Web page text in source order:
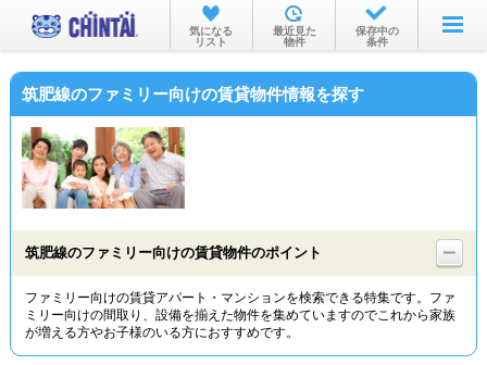
お部屋を探す
沿線・駅から
物件特集から
TOP
気になる
リスト
最近見た
物件
保存中の
条件
筑肥線のファミリー向けの賃貸物件情報を探す
筑肥線のファミリー向けの賃貸物件のポイント
ファミリー向けの賃貸アパート・マンションを検索できる特集です。ファ
ミリー向けの間取り、設備を揃えた物件を集めていますのでこれから家族
が増える方やお子様のいる方におすすめです。